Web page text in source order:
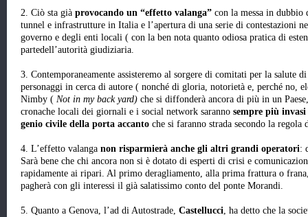
2. Ciò sta già provocando un “effetto valanga” con la messa in
tunnel e infrastrutture in Italia e l’apertura di una serie di contestazioni
governo e degli enti locali ( con la ben nota quanto odiosa pratica di
partedell’autorità giudiziaria.
3. Contemporaneamente assisteremo al sorgere di comitati per la salute
personaggi in cerca di autore ( nonché di gloria, notorietà e, perché no,
Nimby ( Not in my back yard) che si diffonderà ancora di più in un
cronache locali dei giornali e i social network saranno sempre più
genio civile della porta accanto che si faranno strada secondo la regola
4. L’effetto valanga non risparmierà anche gli altri grandi operatori:
Sarà bene che chi ancora non si è dotato di esperti di crisi e
rapidamente ai ripari. Al primo deragliamento, alla prima frattura o
pagherà con gli interessi il già salatissimo conto del ponte Morandi.
5. Quanto a Genova, l’ad di Autostrade, Castellucci, ha detto che la